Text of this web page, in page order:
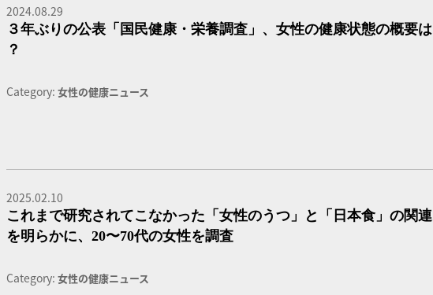
2024.08.29
３年ぶりの公表「国民健康・栄養調査」、女性の健康状態の概要は
？
Category:女性の健康ニュース
2025.02.10
これまで研究されてこなかった「女性のうつ」と「日本食」の関連
を明らかに、20〜70代の女性を調査
Category:女性の健康ニュース